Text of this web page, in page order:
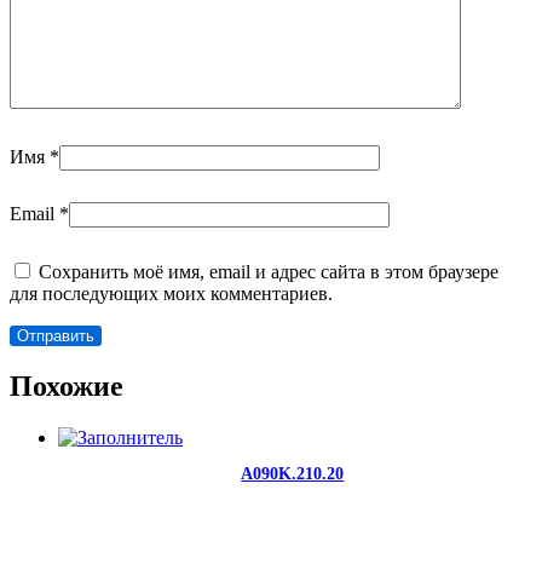
Имя *
Email *
Сохранить моё имя, email и адрес сайта в этом браузере
для последующих моих комментариев.
Похожие
A090K.210.20